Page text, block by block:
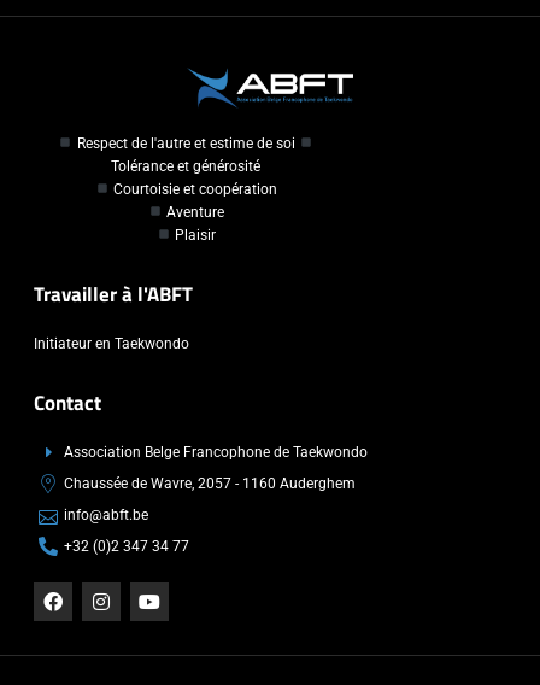
Respect de l'autre et estime de soi
Tolérance et générosité
Courtoisie et coopération
Aventure
Plaisir
Travailler à l'ABFT
Initiateur en Taekwondo
Contact
Association Belge Francophone de Taekwondo
Chaussée de Wavre, 2057 - 1160 Auderghem
info@abft.be
+32 (0)2 347 34 77